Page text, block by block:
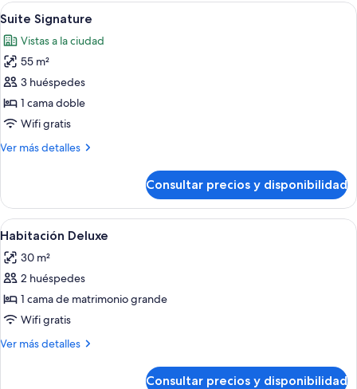
Abrir
todas
las
fotos
de
Suite
Signature
Una habitación de hotel con una
7
Suite Signature
Vistas a la ciudad
55 m²
3 huéspedes
1 cama doble
Wifi gratis
Ver más detalles
Más
Signature
Consultar precios y disponibilidad
Abrir
todas
las
fotos
de
Habitación
Deluxe
Un dormitorio de hotel clásico con
12
Habitación Deluxe
30 m²
2 huéspedes
1 cama de matrimonio grande
Wifi gratis
Ver más detalles
Más
Consultar precios y disponibilidad